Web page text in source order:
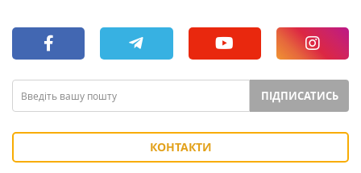
ПІДПИСАТИСЬ
КОНТАКТИ